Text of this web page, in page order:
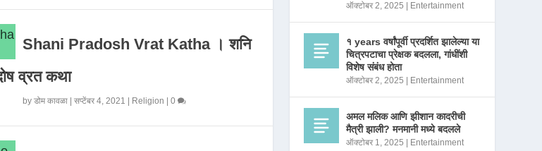
Shani Pradosh Vrat Katha । शनि
व्रत कथा
by डोम कावळा| सप्टेंबर 4, 2021 Religion 0
ऑक्टोबर 2, 2025 Entertainment
१ years वर्षांपूर्वी प्रदर्शित झालेल्या या
चित्रपटाचा प्रेक्षक बदलला, गांधींशी
विशेष संबंध होता
ऑक्टोबर 2, 2025 Entertainment
अमल मलिक आणि झीशान कादरीची
मैत्री झाली? मनमानी मध्ये बदलले
ऑक्टोबर 1, 2025 Entertainment